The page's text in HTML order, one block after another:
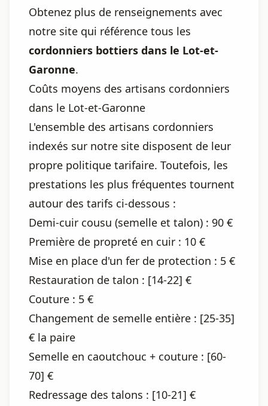
Obtenez plus de renseignements avec
notre site qui référence tous les
cordonniers bottiers dans le Lot-et-
Garonne.
Coûts moyens des artisans cordonniers
dans le Lot-et-Garonne
L'ensemble des artisans cordonniers
indexés sur notre site disposent de leur
propre politique tarifaire. Toutefois, les
prestations les plus fréquentes tournent
autour des tarifs ci-dessous :
Demi-cuir cousu (semelle et talon) : 90 €
Première de propreté en cuir : 10 €
Mise en place d'un fer de protection : 5 €
Restauration de talon : [14-22] €
Couture : 5 €
Changement de semelle entière : [25-35]
€ la paire
Semelle en caoutchouc + couture : [60-
70] €
Redressage des talons : [10-21] €